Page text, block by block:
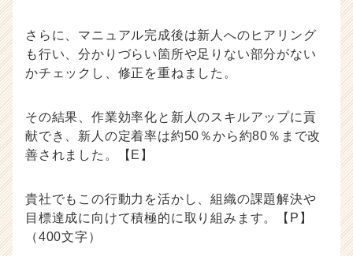
さらに、マニュアル完成後は新人へのヒアリング
も行い、分かりづらい箇所や足りない部分がない
かチェックし、修正を重ねました。
その結果、作業効率化と新人のスキルアップに貢
献でき、新人の定着率は約50％から約80％まで改
善されました。【E】
貴社でもこの行動力を活かし、組織の課題解決や
目標達成に向けて積極的に取り組みます。【P】
（400文字）